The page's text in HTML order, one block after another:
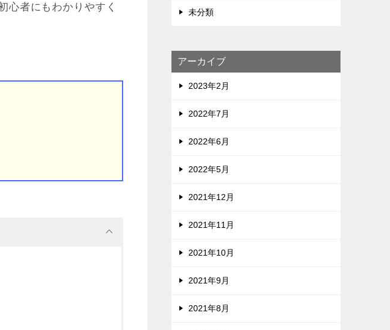
心者にもわかりやすく
未分類
アーカイブ
2023年2月
2022年7月
2022年6月
2022年5月
2021年12月
2021年11月
2021年10月
2021年9月
2021年8月